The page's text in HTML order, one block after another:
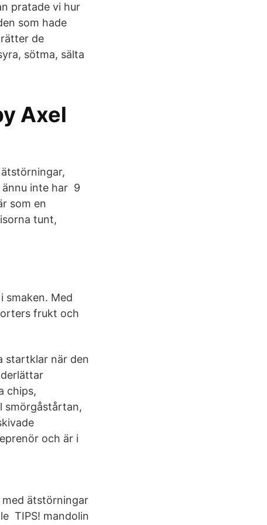
pratade vi hur
som hade
de
sötma, sälta
Axel
ännu inte har 9
som en
tunt,
smaken. Med
frukt och
startklar när den
chips,
smörgåstårtan,
och är i
ätstörningar
TIPS! mandolin